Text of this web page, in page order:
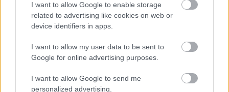
I want to allow Google to enable storage
related to advertising like cookies on web or
device identifiers in apps.
I want to allow my user data to be sent to
Google for online advertising purposes.
I want to allow Google to send me
personalized advertising.